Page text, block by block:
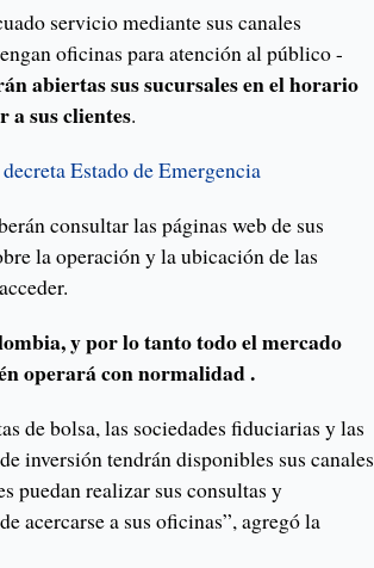
servicio mediante sus canales
oficinas para atención al público -
abiertas sus sucursales en el horario
sus clientes.
Estado de Emergencia
consultar las páginas web de sus
la operación y la ubicación de las
y por lo tanto todo el mercado
operará con normalidad .
de bolsa, las sociedades fiduciarias y las
inversión tendrán disponibles sus canales
puedan realizar sus consultas y
acercarse a sus oficinas”, agregó la